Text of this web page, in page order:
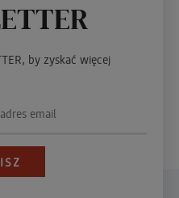
by zyskać więcej